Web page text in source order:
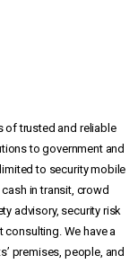
of trusted and reliable
to government and
to security mobile
in transit, crowd
advisory, security risk
We have a
premises, people, and